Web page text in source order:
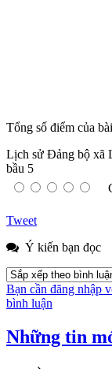
Tổng số điểm của
Lịch sử Đảng bộ xã
bầu 5
Tweet
Ý kiến bạn đọc
Bạn cần đăng nhập
bình luận
Những tin